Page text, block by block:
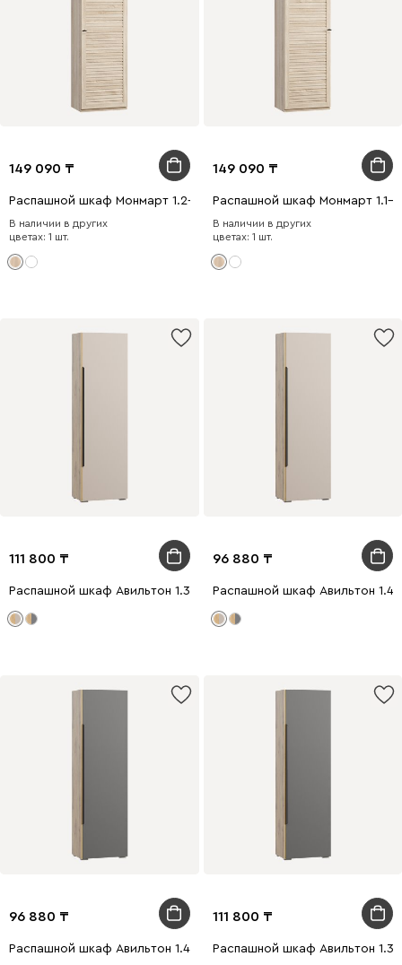
149 090
Распашной шкаф Монмарт 1.2-60x200 Дуб Сонома
В наличии в других
цветах: 1 шт.
149 090
Распашной шкаф Монмарт 1.1-
В наличии в других
цветах: 1 шт.
111 800
Распашной шкаф Авильтон 1.3-60x205 Латте
96 880
Распашной шкаф Авильтон
96 880
Распашной шкаф Авильтон 1.4-60x205 Графитовый
111 800
Распашной шкаф Авильтон